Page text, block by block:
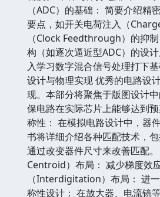
（ADC）的基础： 简要介绍精
要点，如开关电荷注入（
（Clock Feedthrough）的抑
构（如逐次逼近型ADC）的设
入学习数字混合信号处理打下
设计与物理实现 优秀的电路设
现。本部分将聚焦于版图设计
保电路在实际芯片上能够达到
称性： 在模拟电路设计中，器
书将详细介绍各种匹配技术，
通过改变器件尺寸来改善匹配
Centroid）布局： 减少梯度效
（Interdigitation）布局： 进
称性设计： 在放大器、电流镜